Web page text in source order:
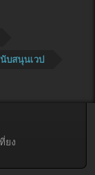
บสนุนเวป
ยง